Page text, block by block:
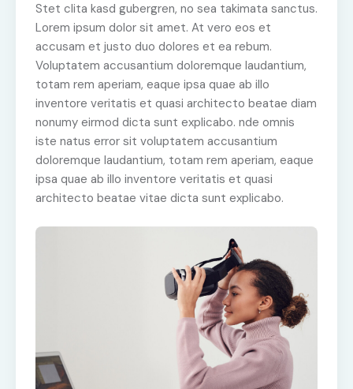
Stet clita kasd gubergren, no sea takimata sanctus.
Lorem ipsum dolor sit amet. At vero eos et
accusam et justo duo dolores et ea rebum.
Voluptatem accusantium doloremque laudantium,
totam rem aperiam, eaque ipsa quae ab illo
inventore veritatis et quasi architecto beatae diam
nonumy eirmod dicta sunt explicabo. nde omnis
iste natus error sit voluptatem accusantium
doloremque laudantium, totam rem aperiam, eaque
ipsa quae ab illo inventore veritatis et quasi
architecto beatae vitae dicta sunt explicabo.